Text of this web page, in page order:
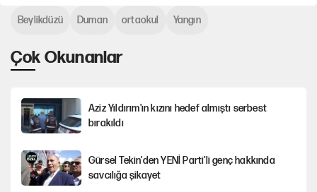
Çok Okunanlar
Aziz Yıldırım'ın kızını hedef almıştı serbest
bırakıldı
Gürsel Tekin'den YENİ Parti’li genç hakkında
savcılığa şikayet
Beylikdüzü Duman ortaokul Yangın